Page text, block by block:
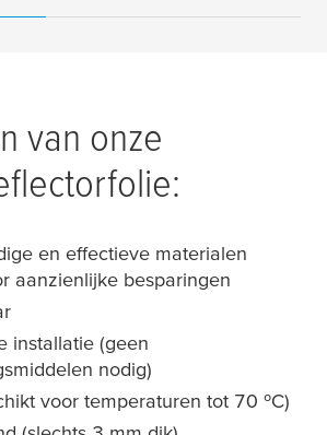
van onze
en effectieve materialen
aanzienlijke besparingen
installatie (geen
nodig)
voor temperaturen tot 70 ºC)